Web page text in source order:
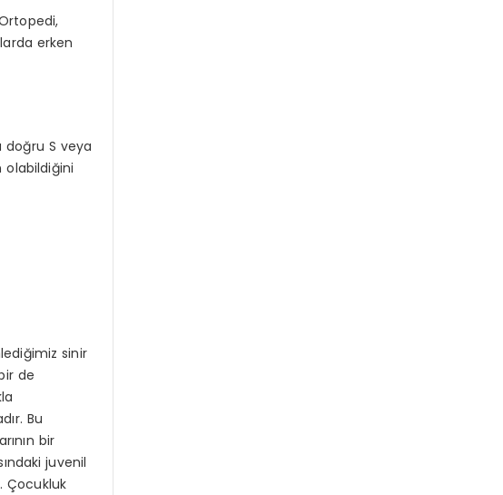
erken
doğru S veya
sinir
de
Bu
bir
juvenil
Çocukluk